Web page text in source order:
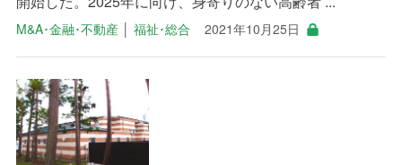
M&A･金融･不動産│ 福祉･総合 2021年10月25日